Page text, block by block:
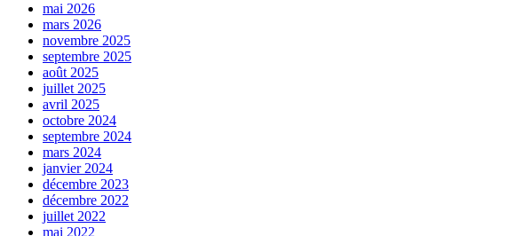
mai 2026
mars 2026
novembre 2025
septembre 2025
août 2025
juillet 2025
avril 2025
octobre 2024
septembre 2024
mars 2024
janvier 2024
décembre 2023
décembre 2022
juillet 2022
mai 2022